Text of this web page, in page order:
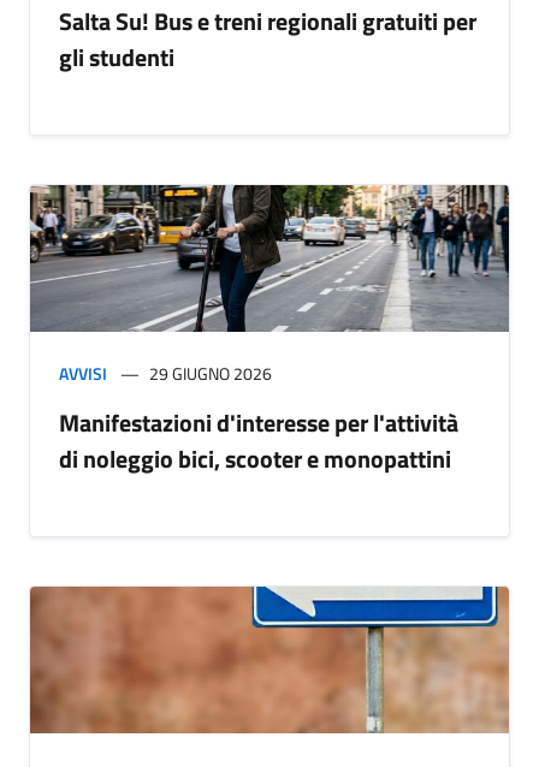
Salta Su! Bus e treni regionali gratuiti per
gli studenti
AVVISI 29 GIUGNO 2026
Manifestazioni d'interesse per l'attività
di noleggio bici, scooter e monopattini